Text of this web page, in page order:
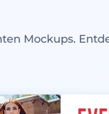
Mockups.